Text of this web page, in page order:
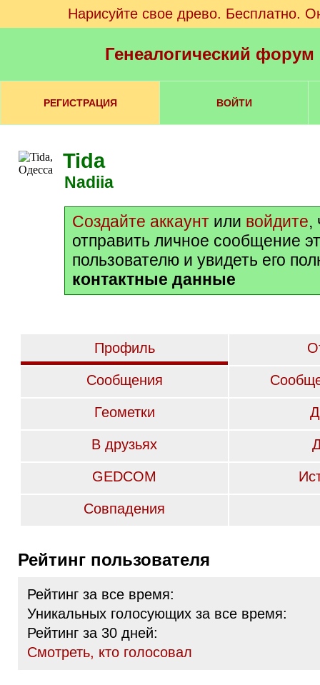
Нарисуйте свое древо. Бесплатно.
Генеалогический
РЕГИСТРАЦИЯ ВОЙТИ
Tida
Nadiia
Создайте аккаунт или войдите,
отправить личное сообщение
пользователю и увидеть его
контактные данные
Профиль
Сообщения
Геометки
В друзьях
GEDCOM
Совпадения
Рейтинг пользователя
Рейтинг за все время:
Уникальных голосующих за все время:
Рейтинг за 30 дней:
Cмотреть, кто голосовал